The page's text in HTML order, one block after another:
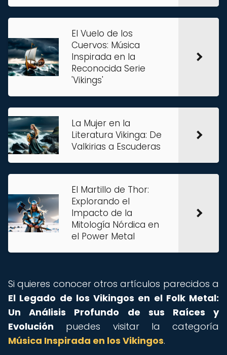
El Vuelo de los
Cuervos: Música
Inspirada en la
Reconocida Serie
'Vikings'
La Mujer en la
Literatura Vikinga: De
Valkirias a Escuderas
El Martillo de Thor:
Explorando el
Impacto de la
Mitología Nórdica en
el Power Metal
Si quieres conocer otros artículos parecidos a
El Legado de los Vikingos en el Folk Metal:
Un Análisis Profundo de sus Raíces y
Evolución puedes visitar la categoría
Música Inspirada en los Vikingos.